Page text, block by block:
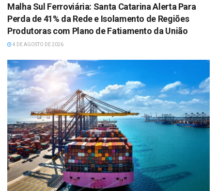
Malha Sul Ferroviária: Santa Catarina Alerta Para
Perda de 41% da Rede e Isolamento de Regiões
Produtoras com Plano de Fatiamento da União
4 DE AGOSTO DE 2026